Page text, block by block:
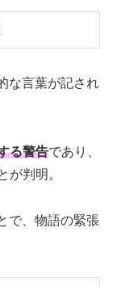
な言葉が記され
る警告であり、
が判明。
で、物語の緊張